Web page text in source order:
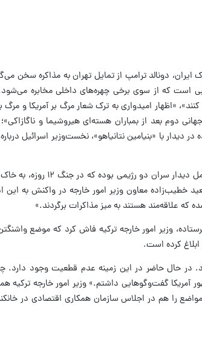
دونالد ترامپ از تمایل تهران به مذاکره سخن
است که از سوی برخی چهره‌های داخلی مخابره می‌شود.
«اظهار امیدواری به ترک شعار مرگ بر آمریکا و مرگ
دوم بعد از بمباران هسته‌ای هیروشیما و ناگازاکی»؛
با «بنیامین نتانیاهو»، نخست‌وزیر اسرائیل درباره
اظهارات ترامپ در یک جلسه معمولی بیان نشده است، این جلسه
خطیب‌زاده معاون وزیر امور خارجه در واکنش به این
علاقه‌مند هستند به میز مذاکرات برگردند.»
وزیر امور خارجه ترکیه فاش کرد که موضع واشنگتن
کرده است.
در حال حاضر در این زمینه عدم قطعیت وجود دارد.
آمریکا گفت‌وگوهایی داشتم.» وزیر امور خارجه ترکیه
را هم در اجلاس سازمان همکاری اقتصادی در